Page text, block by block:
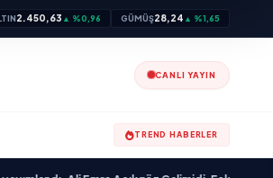
2.450,63 ▲ %0,96 GÜMÜŞ28,24 ▲ %1,65
CANLI YAYIN
TREND HABERLER